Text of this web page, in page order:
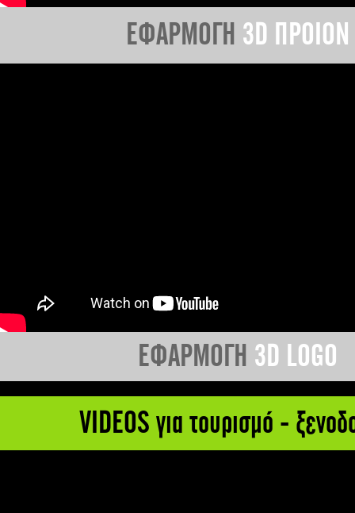
ΕΦΑΡΜΟΓΗ 3D ΠΡΟΙΟΝ
ΕΦΑΡΜΟΓΗ 3D LOGO
VIDEOS για τουρισμό -